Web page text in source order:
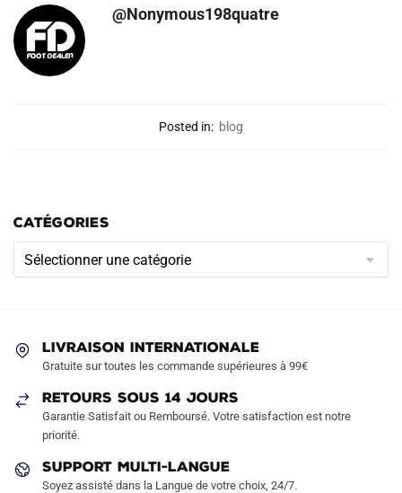
@Nonymous198quatre
Posted in: blog
CATÉGORIES
Catégories
LIVRAISON INTERNATIONALE
Gratuite sur toutes les commande supérieures à 99€
RETOURS SOUS 14 JOURS
Garantie Satisfait ou Remboursé. Votre satisfaction est notre
priorité.
SUPPORT MULTI-LANGUE
Soyez assisté dans la Langue de votre choix, 24/7.